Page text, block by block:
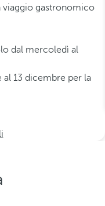
gastronomico
dal mercoledì al
al 13 dicembre per la